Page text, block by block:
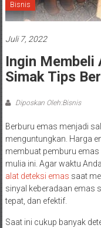
Bisnis
Juli 7, 2022
Ingin Membeli
Simak Tips
Diposkan Oleh:Bisnis
Berburu emas menjadi
menguntungkan. Harga
membuat pemburu
mulia ini. Agar waktu
alat deteksi emas saat
sinyal keberadaan emas
tepat, dan efektif.
Saat ini cukup banyak